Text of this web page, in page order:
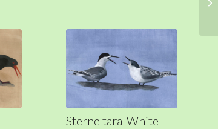
Sterne tara-White-